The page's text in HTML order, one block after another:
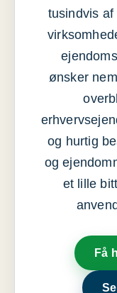
tusindvis
ønsker
og hurtig
og
et lille
Få